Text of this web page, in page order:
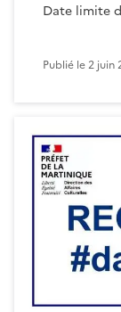
Date limite
Publié le2 juin